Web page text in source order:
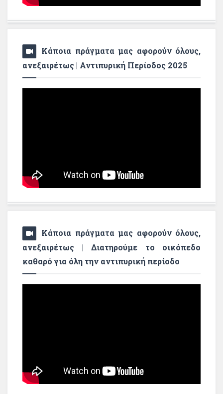
Κάποια πράγματα μας αφορούν όλους,
ανεξαιρέτως | Αντιπυρική Περίοδος 2025
Κάποια πράγματα μας αφορούν όλους,
ανεξαιρέτως | Διατηρούμε το οικόπεδο
καθαρό για όλη την αντιπυρική περίοδο